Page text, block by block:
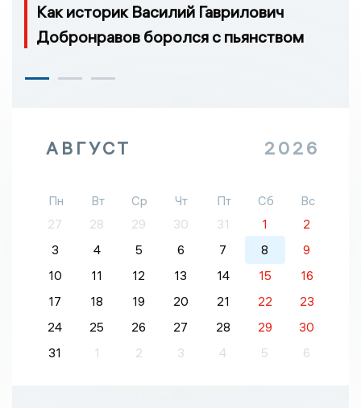
Как историк Василий Гаврилович
Добронравов боролся с пьянством
АВГУСТ 2026
Пн Вт Ср Чт Пт Сб
Вс
27
28 29 30 31 1
2
3
4 5 6 7 8
9
10
11 12 13 14 15
16
17
18 19 20 21 22
23
24
25 26 27 28 29
30
31
1 2 3 4 5 6